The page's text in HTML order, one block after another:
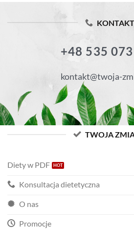
KONTAKT
+48 535
kontakt@twoja-
TWOJA
Diety w PDF
Konsultacja dietetyczna
O nas
Promocje